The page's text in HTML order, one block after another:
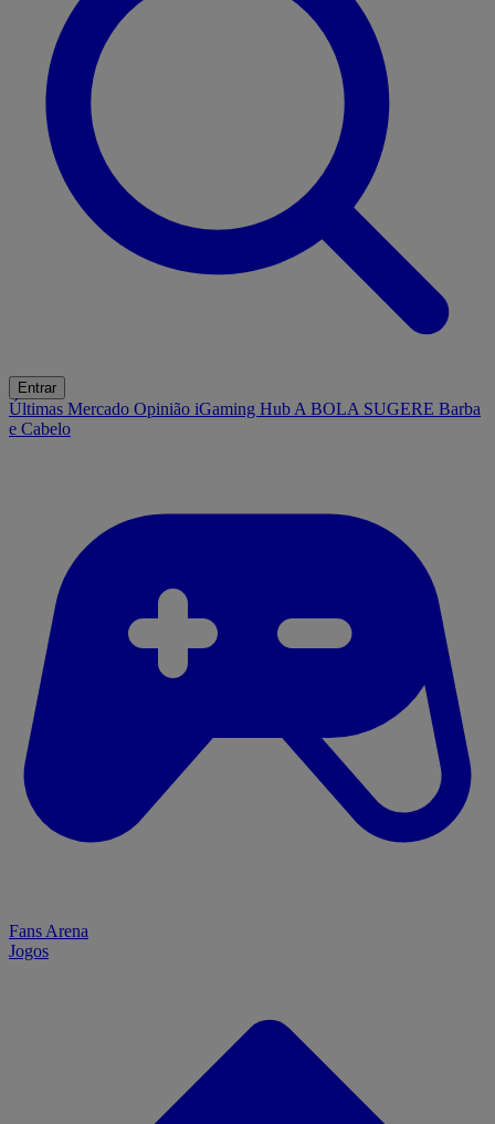
Entrar
Últimas Mercado Opinião iGaming Hub A BOLA SUGERE Barba
e Cabelo
Fans Arena
Jogos